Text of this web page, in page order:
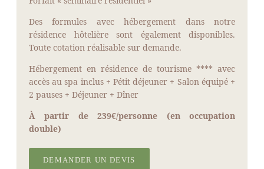
Des formules avec hébergement dans notre
résidence hôtelière sont également disponibles.
Toute cotation réalisable sur demande.
Hébergement en résidence de tourisme **** avec
accès au spa inclus + Pétit déjeuner + Salon équipé +
2 pauses + Déjeuner + Dîner
À partir de 239€/personne (en occupation
double)
DEMANDER UN DEVIS